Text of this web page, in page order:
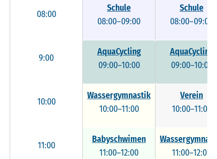
08:00
9:00
10:00
11:00
Schule
08:00–09:00
AquaCycling
09:00–10:00
Wassergymnastik
10:00–11:00
Babyschwimen
11:00–12:00
Schule
08:00–09:00
AquaCycling
09:00–10:00
Verein
10:00–11:00
11:00–12:00